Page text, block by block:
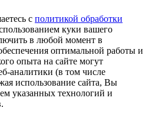
с политикой обработки
куки вашего
в любой момент в
оптимальной работы и
опыта на сайте могут
аналитики (в том числе
использование сайта, Вы
указанных технологий и